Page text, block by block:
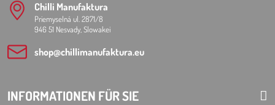
Chilli Manufaktura
Priemyselná ul. 2871/8
946 51 Nesvady, Slowakei
shop​@chillimanufaktura​.eu
INFORMATIONEN FÜR SIE